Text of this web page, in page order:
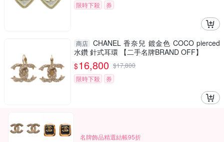
限時下殺
券
商店 CHANEL 香奈兒 鍍金色 COCO pierced
水鑽 針式耳環 【二手名牌BRAND OFF】
$16,800 $17,800
限時下殺
券
名牌飾品精選結帳95折